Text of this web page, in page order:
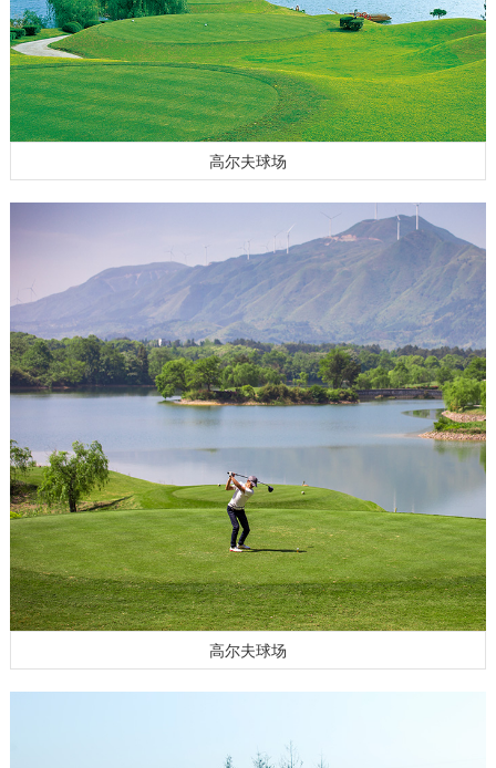
高尔夫球场
高尔夫球场